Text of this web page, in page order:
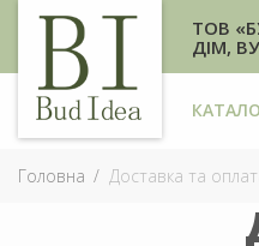
ТОВ
ДІМ,
Головна Доставка та